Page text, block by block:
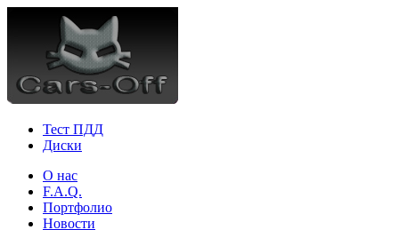
Тест ПДД
Диски
О нас
F.A.Q.
Портфолио
Новости